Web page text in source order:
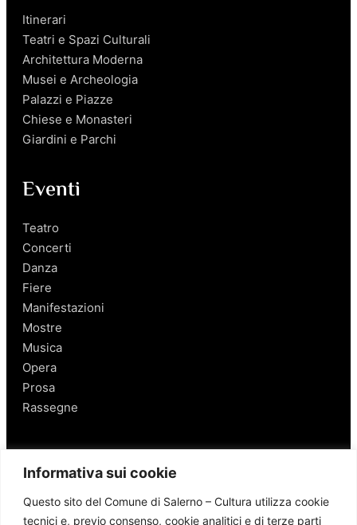
Informativa sui cookie
Questo sito del Comune di Salerno – Cultura utilizza cookie
tecnici e, previo consenso, cookie analitici e di terze parti
Itinerari
Teatri e Spazi Culturali
Architettura Moderna
Musei e Archeologia
Palazzi e Piazze
Chiese e Monasteri
Giardini e Parchi
Eventi
Teatro
Concerti
Danza
Fiere
Manifestazioni
Mostre
Musica
Opera
Prosa
Rassegne
Salerno
Personaggi
Enogastronomia